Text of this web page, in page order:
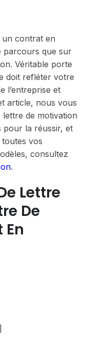
un contrat en
parcours que sur
Véritable porte
doit refléter votre
l’entreprise et
article, nous vous
de motivation
pour la réussir, et
vos
consultez
.
Lettre
De